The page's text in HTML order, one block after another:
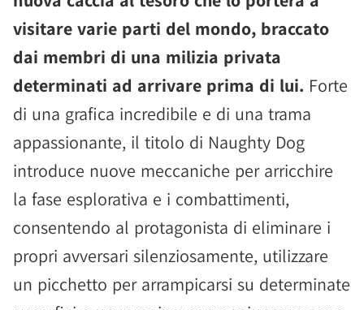
visitare varie parti del mondo, braccato
dai membri di una milizia privata
determinati ad arrivare prima di lui. Forte
di una grafica incredibile e di una trama
appassionante, il titolo di Naughty Dog
introduce nuove meccaniche per arricchire
la fase esplorativa e i combattimenti,
consentendo al protagonista di eliminare i
propri avversari silenziosamente, utilizzare
un picchetto per arrampicarsi su determinate